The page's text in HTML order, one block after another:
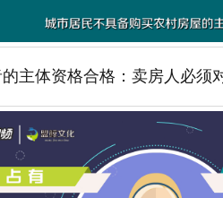
主体资格合格：卖房人必须